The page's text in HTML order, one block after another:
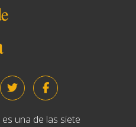
una de las siete